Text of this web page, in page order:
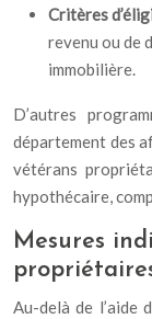
Critères
revenu ou de
immobilière.
D’autres
département des
vétérans
hypothécaire,
Mesures
Au-delà de l’aide